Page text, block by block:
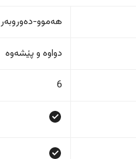
هەموو-دەوروبەر
دواوە و پێشەوە
6